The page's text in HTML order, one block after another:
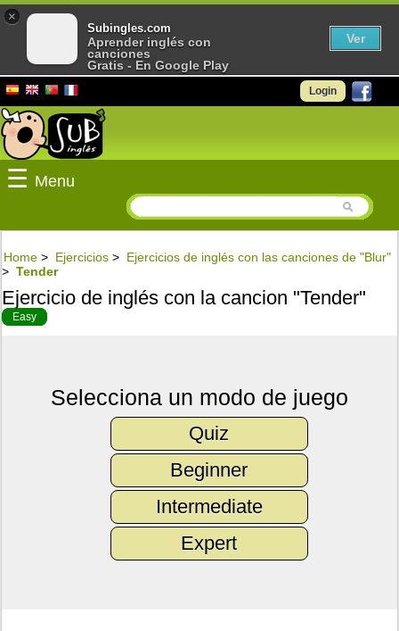
Login
☰ Menu
Home > Ejercicios > Ejercicios de inglés con las canciones de "Blur"
> Tender
Ejercicio de inglés con la cancion "Tender"
Easy
Selecciona un modo de juego
Quiz
Beginner
Intermediate
Expert
×
Subingles.com
Aprender inglés con
canciones
Gratis - En Google Play
Ver